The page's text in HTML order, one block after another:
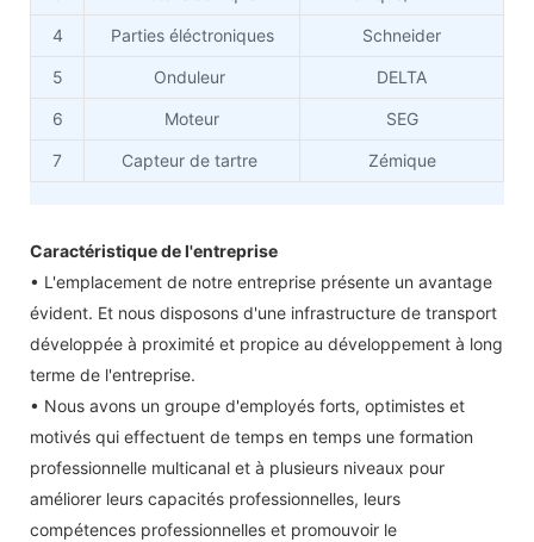
4 Parties éléctroniques Schneider
5 Onduleur DELTA
6 Moteur SEG
7 Capteur de tartre Zémique
Caractéristique de l'entreprise
• L'emplacement de notre entreprise présente un avantage
évident. Et nous disposons d'une infrastructure de transport
développée à proximité et propice au développement à long
terme de l'entreprise.
• Nous avons un groupe d'employés forts, optimistes et
motivés qui effectuent de temps en temps une formation
professionnelle multicanal et à plusieurs niveaux pour
améliorer leurs capacités professionnelles, leurs
compétences professionnelles et promouvoir le